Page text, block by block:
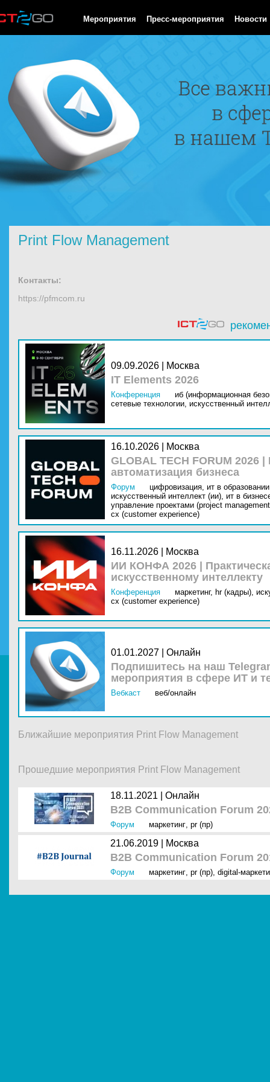
Мероприятия Пресс-мероприятия Новости
Print Flow Management
Контакты:
https://pfmcom.ru
09.09.2026 | Москва
IT Elements 2026
Конференция
иб (информационная
сетевые технологии, искусственный
16.10.2026 | Москва
GLOBAL TECH FORUM
автоматизация бизнеса
Форум цифровизация, ит в
искусственный интеллект (ии), ит в
управление проектами (project
cx (customer experience)
16.11.2026 | Москва
ИИ КОНФА 2026 |
искусственному интеллекту
Конференция маркетинг, hr (кадры),
cx (customer experience)
01.01.2027 | Онлайн
Подпишитесь на наш
мероприятия в сфере ИТ и
Вебкаст веб/онлайн
Ближайшие мероприятия Print Flow Management
Прошедшие мероприятия Print Flow Management
18.11.2021 | Онлайн
B2B Communication Forum
Форум маркетинг, pr (пр)
21.06.2019 | Москва
B2B Communication Forum
Форум маркетинг, pr (пр), digital-